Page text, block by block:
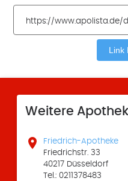
Link
Weitere

Friedrich-Apotheke
Friedrichstr. 33
40217 Düsseldorf
Tel.: 0211378483